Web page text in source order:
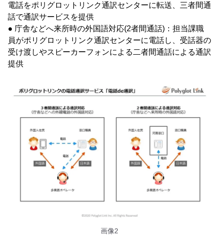
電話をポリグロットリンク通訳センターに転送、三者間通
話で通訳サービスを提供
● 庁舎などへ来所時の外国語対応(2者間通話)：担当課職
員がポリグロットリンク通訳センターに電話し、受話器の
受け渡しやスピーカーフォンによる二者間通話による通訳
提供
画像2